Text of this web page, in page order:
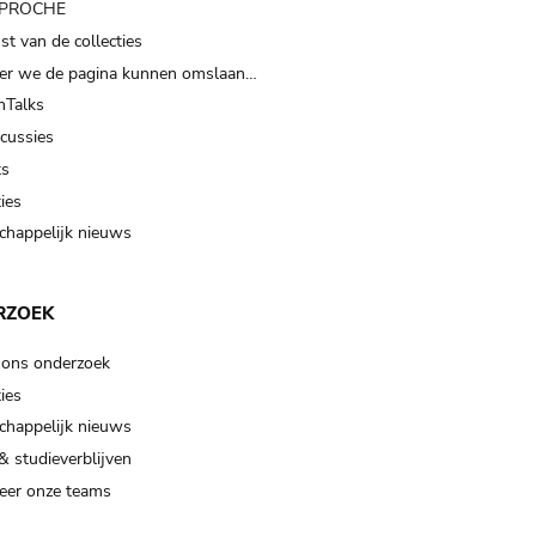
van de collecties
we de pagina kunnen omslaan…
nieuws
onderzoek
nieuws
studieverblijven
onze teams